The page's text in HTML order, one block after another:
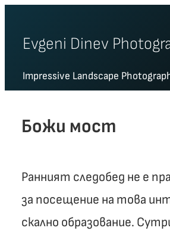
content
Evgeni Dinev
Impressive Landscape
Божи мост
Ранният следобед не е
за посещение на това
скално образование.